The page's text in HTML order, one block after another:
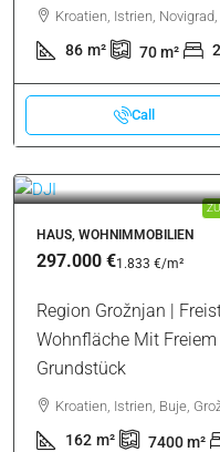
Kroatien, Istrien,
86 m² 70m² 2
Call
HAUS, WOHNIMMOBILIEN
297.000 €1.833 €/m²
Region Grožnjan |
Wohnfläche Mit
Grundstück
Kroatien, Istrien, Buje,
162 m² 7400m²